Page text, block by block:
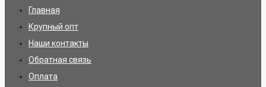
Главная
Крупный опт
Наши контакты
Обратная связь
Оплата